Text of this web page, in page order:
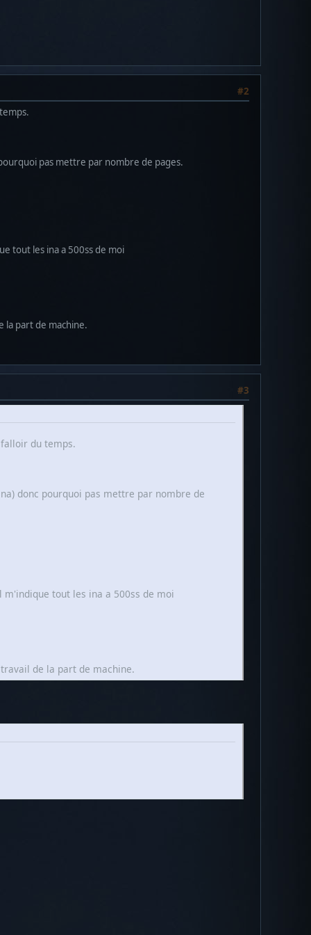
#2
pas mettre par nombre de pages.
tout les ina a 500ss de moi
la part de machine.
#3
du temps.
donc pourquoi pas mettre par nombre de
tout les ina a 500ss de moi
de la part de machine.